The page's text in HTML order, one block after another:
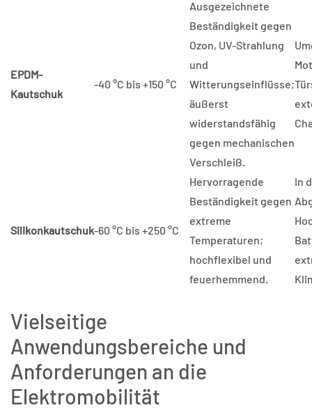
EPDM-
Kautschuk
-40 °C bis +150 °C
Ausgezeichnete
Beständigkeit gegen
Ozon, UV-Strahlung
und
Witterungseinflüsse;
äußerst
widerstandsfähig
gegen mechanischen
Verschleiß.
Silikonkautschuk-60 °C bis +250 °C
Hervorragende
Beständigkeit gegen
extreme
Temperaturen;
hochflexibel und
feuerhemmend.
In
Vielseitige
Anwendungsbereiche und
Anforderungen an die
Elektromobilität